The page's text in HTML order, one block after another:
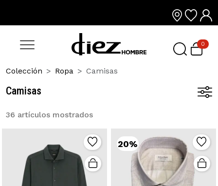
0
Colección Ropa Camisas
Camisas
36 artículos mostrados
20%